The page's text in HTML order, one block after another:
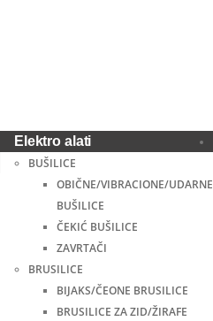
Elektro alati
BUŠILICE
OBIČNE/VIBRACIONE/UDARNE
BUŠILICE
ČEKIĆ BUŠILICE
ZAVRTAČI
BRUSILICE
BIJAKS/ČEONE BRUSILICE
BRUSILICE ZA ZID/ŽIRAFE